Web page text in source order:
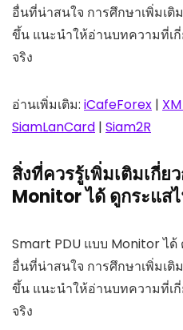
อื่นที่น่าสนใจ การศึกษาเพิ่มเติ
ขึ้น แนะนำให้อ่านบทความที่เ
จริง
อ่านเพิ่มเติม: iCafeForex |
SiamLanCard | Siam2R
สิ่งที่ควรรู้เพิ่มเติมเกี่
Monitor ได้ ดูกระแส
Smart PDU แบบ Monitor ไ
อื่นที่น่าสนใจ การศึกษาเพิ่มเติ
ขึ้น แนะนำให้อ่านบทความที่เ
จริง